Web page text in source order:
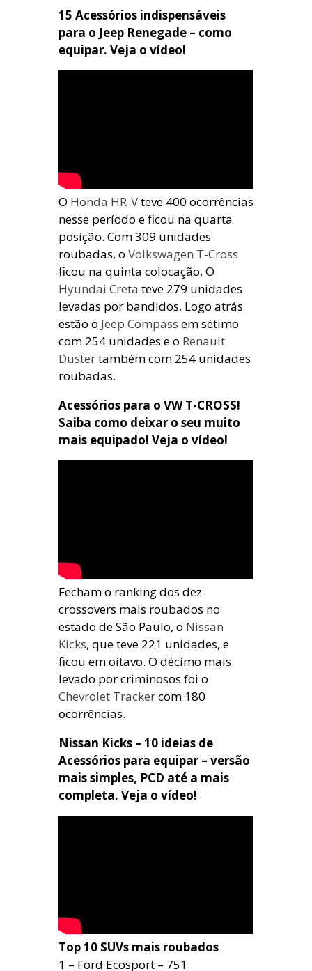
15 Acessórios indispensáveis
para o Jeep Renegade – como
equipar. Veja o vídeo!
O Honda HR-Vteve 400 ocorrências
nesse período e ficou na quarta
posição. Com 309 unidades
roubadas, o Volkswagen T-Cross
ficou na quinta colocação. O
Hyundai Creta teve 279 unidades
levadas por bandidos. Logo atrás
estão o Jeep Compass em sétimo
com 254 unidades e o Renault
Dustertambém com 254 unidades
roubadas.
Acessórios para o VW T-CROSS!
Saiba como deixar o seu muito
mais equipado! Veja o vídeo!
Fecham o ranking dos dez
crossovers mais roubados no
estado de São Paulo, o Nissan
Kicks, que teve 221 unidades, e
ficou em oitavo. O décimo mais
levado por criminosos foi o
Chevrolet Trackercom 180
ocorrências.
Nissan Kicks – 10 ideias de
Acessórios para equipar – versão
mais simples, PCD até a mais
completa. Veja o vídeo!
Top 10 SUVs mais roubados
1 – Ford Ecosport – 751